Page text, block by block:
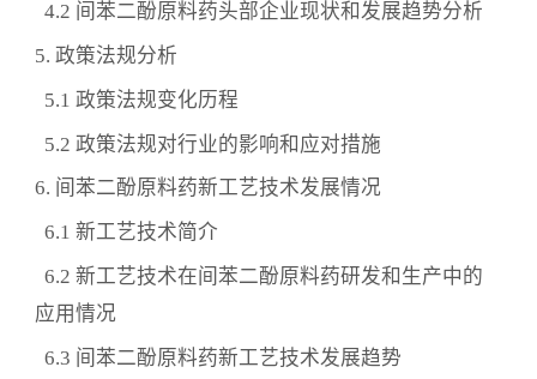
4.2 间苯二酚原料药头部企业现状和发展趋势分析
5. 政策法规分析
5.1 政策法规变化历程
5.2 政策法规对行业的影响和应对措施
6. 间苯二酚原料药新工艺技术发展情况
6.1 新工艺技术简介
6.2 新工艺技术在间苯二酚原料药研发和生产中的
应用情况
6.3 间苯二酚原料药新工艺技术发展趋势